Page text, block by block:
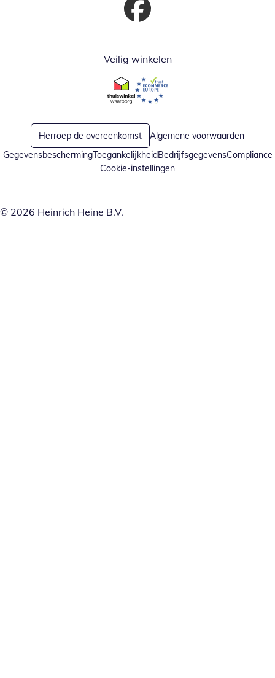
Opent in nieuw venster
Veilig winkelen
Opent in nieuw venster
Opent in nieuw venster
Herroep de overeenkomst
Algemene voorwaarden
GegevensbeschermingToegankelijkheidBedrijfsgegevensCompliance
Cookie-instellingen
© 2026 Heinrich Heine B.V.